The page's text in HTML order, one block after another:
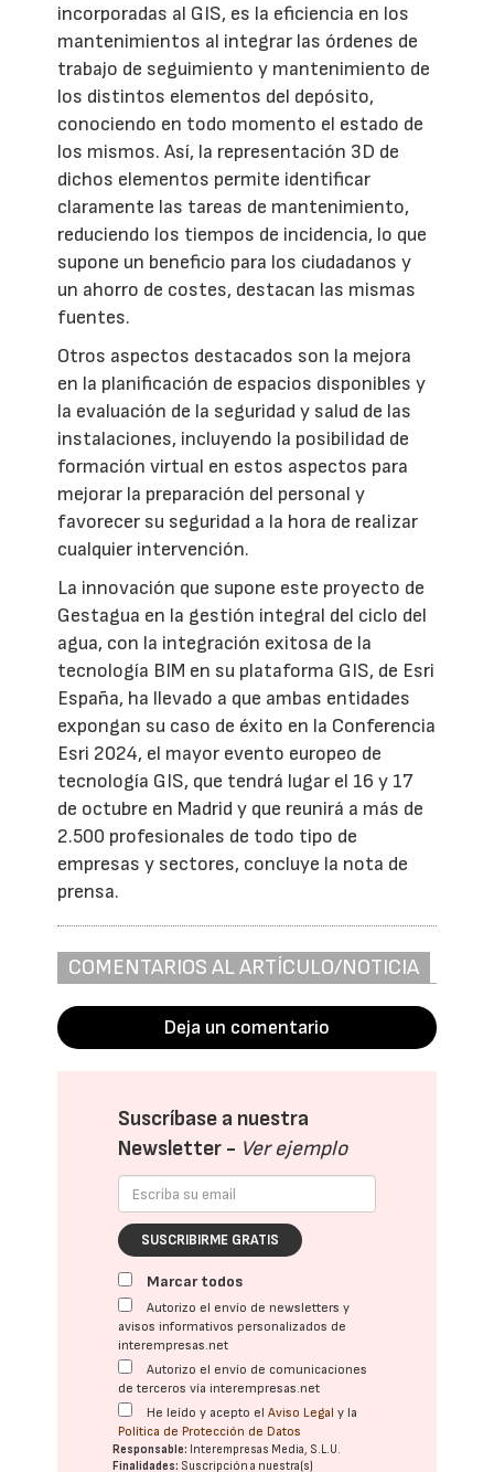
incorporadas al GIS, es la eficiencia en los
mantenimientos al integrar las órdenes de
trabajo de seguimiento y mantenimiento de
los distintos elementos del depósito,
conociendo en todo momento el estado de
los mismos. Así, la representación 3D de
dichos elementos permite identificar
claramente las tareas de mantenimiento,
reduciendo los tiempos de incidencia, lo que
supone un beneficio para los ciudadanos y
un ahorro de costes, destacan las mismas
fuentes.
Otros aspectos destacados son la mejora
en la planificación de espacios disponibles y
la evaluación de la seguridad y salud de las
instalaciones, incluyendo la posibilidad de
formación virtual en estos aspectos para
mejorar la preparación del personal y
favorecer su seguridad a la hora de realizar
cualquier intervención.
La innovación que supone este proyecto de
Gestagua en la gestión integral del ciclo del
agua, con la integración exitosa de la
tecnología BIM en su plataforma GIS, de Esri
España, ha llevado a que ambas entidades
expongan su caso de éxito en la Conferencia
Esri 2024, el mayor evento europeo de
tecnología GIS, que tendrá lugar el 16 y 17
de octubre en Madrid y que reunirá a más de
2.500 profesionales de todo tipo de
empresas y sectores, concluye la nota de
prensa.
COMENTARIOS AL ARTÍCULO/NOTICIA
Deja un comentario
Suscríbase a nuestra
Newsletter - Ver ejemplo
SUSCRIBIRME GRATIS
Marcar todos
Autorizo el envío de newsletters y
avisos informativos personalizados de
interempresas.net
Autorizo el envío de comunicaciones
de terceros vía interempresas.net
He leído y acepto elAviso Legal y la
Política de Protección de Datos
Responsable: Interempresas Media, S.L.U.
Finalidades: Suscripción a nuestra(s)